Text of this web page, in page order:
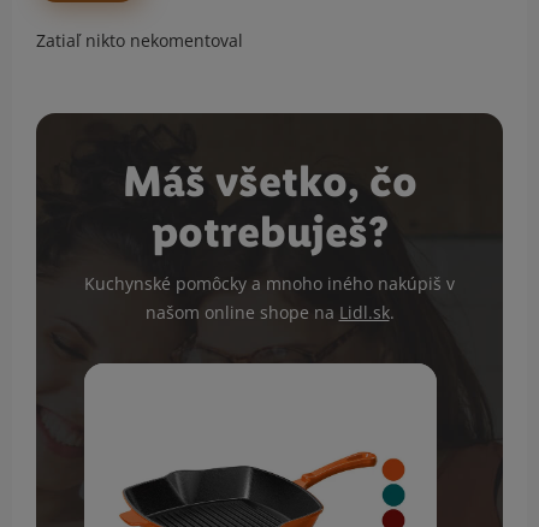
Zatiaľ nikto nekomentoval
Máš všetko, čo
potrebuješ?
Kuchynské pomôcky a mnoho iného nakúpiš v
našom online shope na Lidl.sk.